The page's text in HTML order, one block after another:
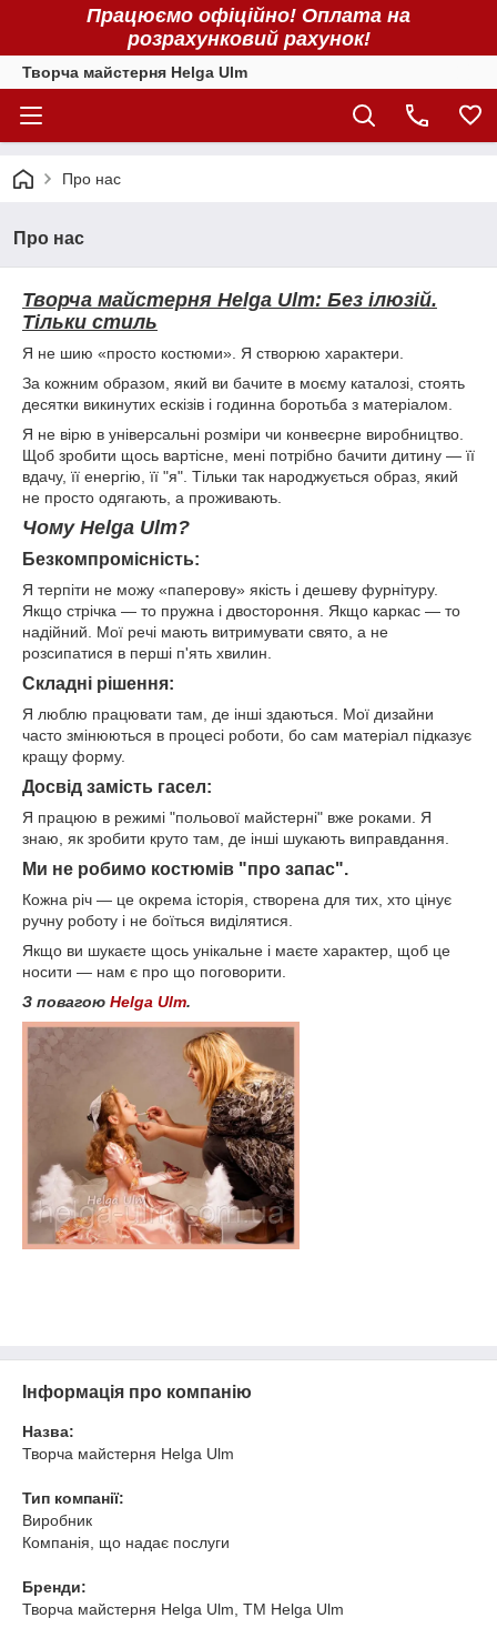
Працюємо офіційно! Оплата на
розрахунковий рахунок!
Творча майстерня Helga Ulm
Про нас
Про нас
Творча майстерня Helga Ulm: Без ілюзій.
Тільки стиль
​Я не шию «просто костюми». Я створюю характери.
​За кожним образом, який ви бачите в моєму каталозі, стоять
десятки викинутих ескізів і годинна боротьба з матеріалом.
Я не вірю в універсальні розміри чи конвеєрне виробництво.
Щоб зробити щось вартісне, мені потрібно бачити дитину — її
вдачу, її енергію, її "я". Тільки так народжується образ, який
не просто одягають, а проживають.
​Чому Helga Ulm?
Безкомпромісність:
Я терпіти не можу «паперову» якість і дешеву фурнітуру.
Якщо стрічка — то пружна і двостороння. Якщо каркас — то
надійний. Мої речі мають витримувати свято, а не
розсипатися в перші п'ять хвилин.
​Складні рішення:
Я люблю працювати там, де інші здаються. Мої дизайни
часто змінюються в процесі роботи, бо сам матеріал підказує
кращу форму.
​Досвід замість гасел:
Я працюю в режимі "польової майстерні" вже роками. Я
знаю, як зробити круто там, де інші шукають виправдання.
​Ми не робимо костюмів "про запас".
Кожна річ — це окрема історія, створена для тих, хто цінує
ручну роботу і не боїться виділятися.
Якщо ви шукаєте щось унікальне і маєте характер, щоб це
носити — нам є про що поговорити.
З повагою Helga Ulm.
Інформація про компанію
Назва:
Творча майстерня Helga Ulm
Тип компанії:
Виробник
Компанія, що надає послуги
Бренди:
Творча майстерня Helga Ulm, ТМ Helga Ulm